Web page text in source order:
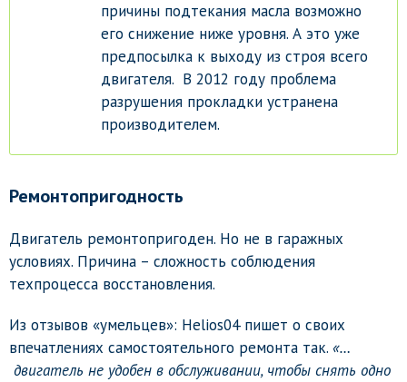
причины подтекания масла возможно
его снижение ниже уровня. А это уже
предпосылка к выходу из строя всего
двигателя. В 2012 году проблема
разрушения прокладки устранена
производителем.
Ремонтопригодность
Двигатель ремонтопригоден. Но не в гаражных
условиях. Причина – сложность соблюдения
техпроцесса восстановления.
Из отзывов «умельцев»: Helios04 пишет о своих
впечатлениях самостоятельного ремонта так. «…
двигатель не удобен в обслуживании, чтобы снять одно